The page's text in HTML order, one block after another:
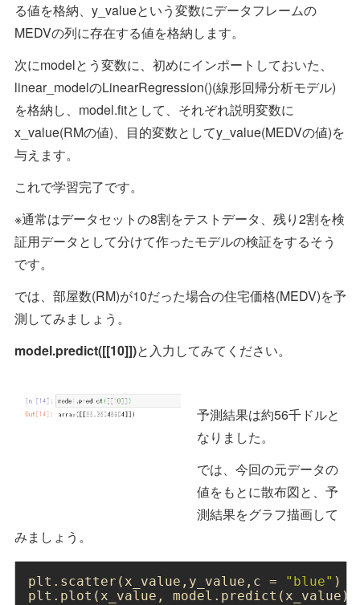
る値を格納、y_valueという変数にデータフレームの
MEDVの列に存在する値を格納します。
次にmodelとう変数に、初めにインポートしておいた、
linear_modelのLinearRegression()(線形回帰分析モデル)
を格納し、model.fitとして、それぞれ説明変数に
x_value(RMの値)、目的変数としてy_value(MEDVの値)を
与えます。
これで学習完了です。
※通常はデータセットの8割をテストデータ、残り2割を検
証用データとして分けて作ったモデルの検証をするそう
です。
では、部屋数(RM)が10だった場合の住宅価格(MEDV)を予
測してみましょう。
model.predict([[10]])と入力してみてください。
予測結果は約56千ドルと
なりました。
では、今回の元データの
値をもとに散布図と、予
測結果をグラフ描画して
みましょう。
plt.scatter(x_value,y_value,c = "blue" )
plt.plot(x_value,